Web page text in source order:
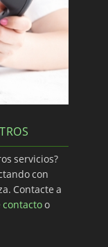
servicios?
con
Contacte a
o